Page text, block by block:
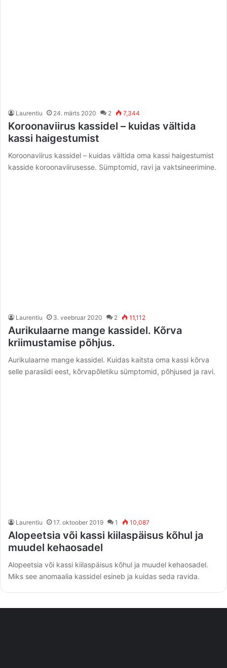
Laurentiu 24. märts 2020 2 7,344
Koroonaviirus kassidel – kuidas vältida
kassi haigestumist
Koroonaviirus kassidel – kuidas vältida oma kassi haigestumist
kasside koroonaviirusesse. Sümptomid, ravi ja vaktsineerimine.
Laurentiu 3. veebruar 2020 2 11,112
Aurikulaarne mange kassidel. Kõrva
kriimustamise põhjus.
Aurikulaarne mange kassidel. Kuidas kaitsta oma kassi kõrva
selle parasiidi eest, kõrvapõletiku sümptomid, põhjused ja ravi.
Laurentiu 17. oktoober 2019 1 10,087
Alopeetsia või kassi kiilaspäisus kõhul ja
muudel kehaosadel
Alopeetsia või kassi kiilaspäisus kõhul ja muudel kehaosadel.
Miks see anomaalia kassidel esineb ja kuidas seda ravida.